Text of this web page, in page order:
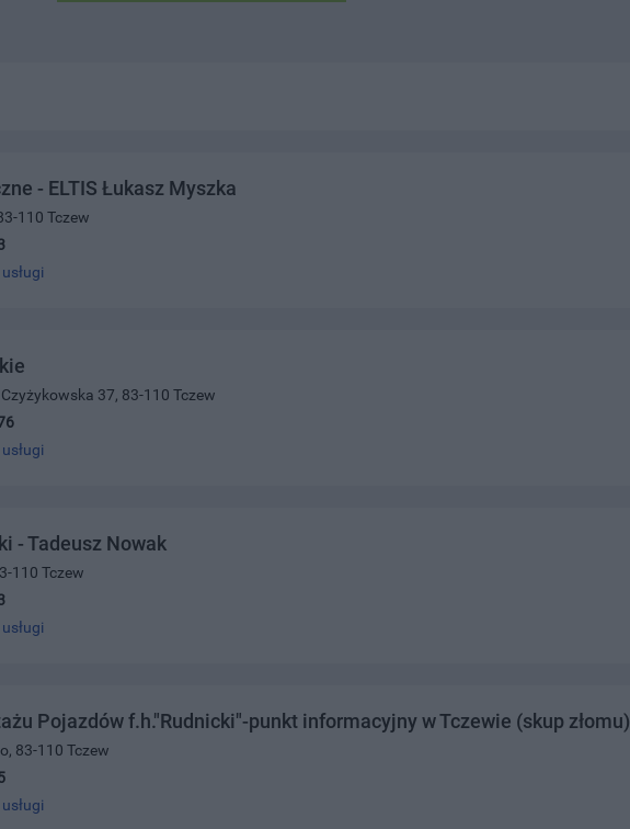
- ELTIS Łukasz Myszka
110 Tczew
37, 83-110 Tczew
- Tadeusz Nowak
110 Tczew
Pojazdów f.h."Rudnicki"-punkt informacyjny w Tczewie (skup złomu)
83-110 Tczew